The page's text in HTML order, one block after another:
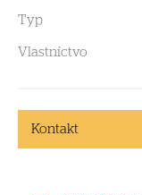
Typ
Vlastníctvo
Kontakt